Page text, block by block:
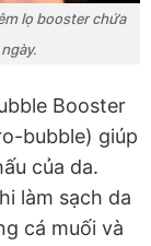
lọ booster chứa
Booster
bubble) giúp
của da.
làm sạch da
cá muối và